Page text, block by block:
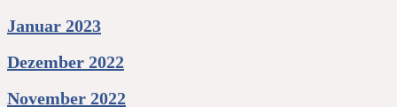
Januar 2023
Dezember 2022
November 2022